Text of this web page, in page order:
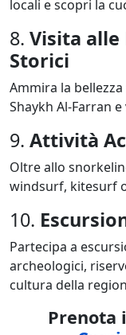
locali e scopri la
8. Visita alle
Storici
Ammira la
Shaykh Al-Farran
9. Attività
Oltre allo
windsurf, kitesurf
10.
Partecipa a
archeologici,
cultura della
Prenota